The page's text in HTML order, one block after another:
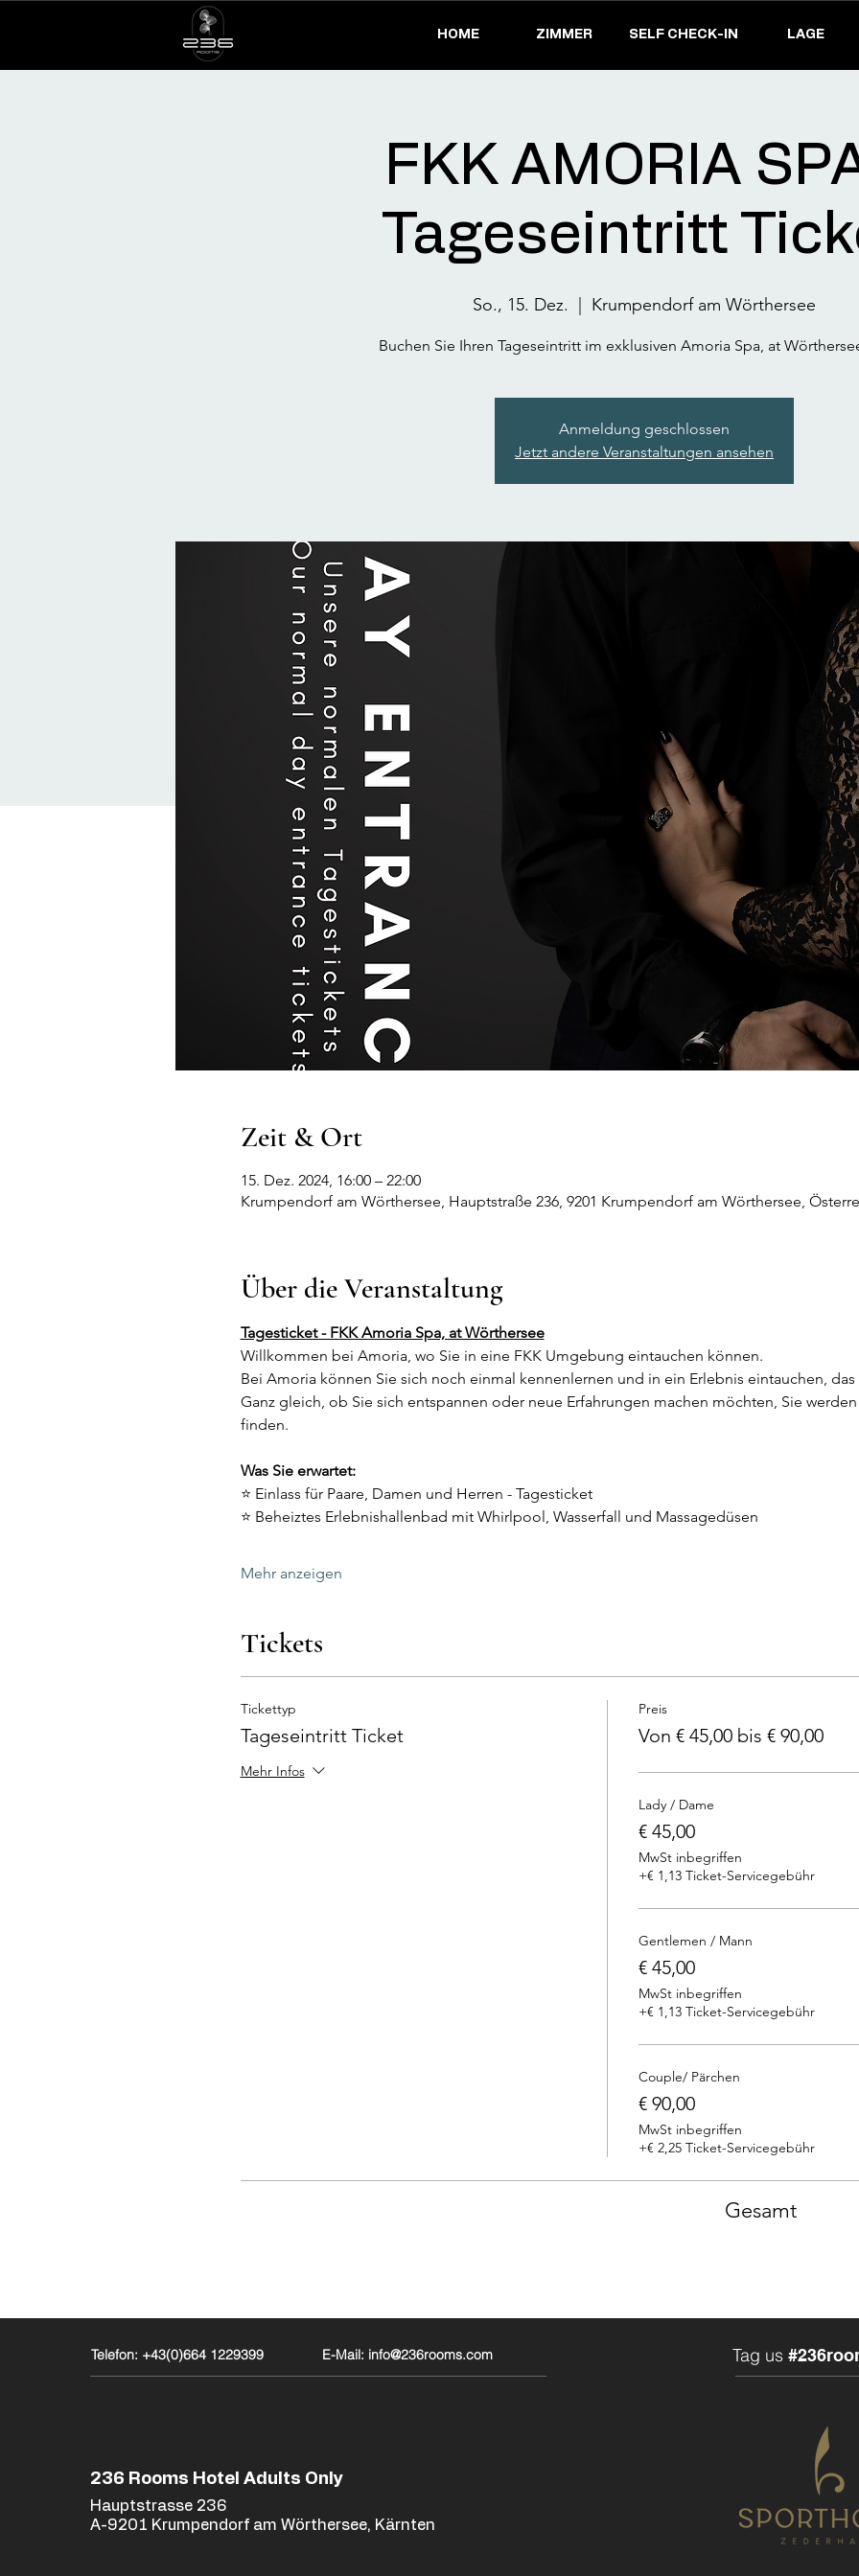
HOME ZIMMER SELF CHECK-IN LAGE
FKK AMORIA
Tageseintritt
So., 15. Dez. Krumpendorf am Wörthersee
Buchen Sie Ihren Tageseintritt im exklusiven Amoria Spa, at
Anmeldung geschlossen
Jetzt andere Veranstaltungen ansehen
Zeit & Ort
15. Dez. 2024, 16:00 – 22:00
Krumpendorf am Wörthersee, Hauptstraße 236, 9201 Krumpendorf am Wörthersee,
Über die Veranstaltung
Tagesticket - FKK Amoria Spa, at Wörthersee
Willkommen bei Amoria, wo Sie in eine FKK Umgebung eintauchen können.
Bei Amoria können Sie sich noch einmal kennenlernen und in ein Erlebnis eintauchen,
Ganz gleich, ob Sie sich entspannen oder neue Erfahrungen machen möchten, Sie
finden.
Was Sie erwartet:
⭐ Einlass für Paare, Damen und Herren - Tagesticket
⭐ Beheiztes Erlebnishallenbad mit Whirlpool, Wasserfall und Massagedüsen
Mehr anzeigen
Tickets
Tickettyp
Tageseintritt Ticket
Mehr Infos
Preis
Von € 45,00 bis € 90,00
Lady / Dame
€ 45,00
MwSt inbegriffen
+€ 1,13 Ticket-Servicegebühr
Gentlemen / Mann
€ 45,00
MwSt inbegriffen
+€ 1,13 Ticket-Servicegebühr
Couple/ Pärchen
€ 90,00
MwSt inbegriffen
+€ 2,25 Ticket-Servicegebühr
Gesamt
Telefon: +43(0)664 1229399 E-Mail: info@236rooms.com
236 Rooms Hotel Adults Only
Hauptstrasse 236
A-9201 Krumpendorf am Wörthersee, Kärnten
Tag us